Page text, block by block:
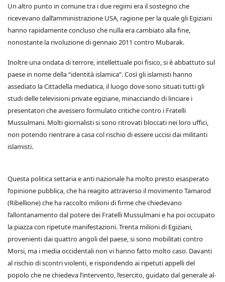
Un altro punto in comune tra i due regimi era il sostegno che
ricevevano dall’amministrazione USA, ragione per la quale gli Egiziani
hanno rapidamente concluso che nulla era cambiato alla fine,
nonostante la rivoluzione di gennaio 2011 contro Mubarak.
Inoltre una ondata di terrore, intellettuale poi fisico, si è abbattuto sul
paese in nome della “identità islamica”. Così gli islamisti hanno
assediato la Cittadella mediatica, il luogo dove sono situati tutti gli
studi delle televisioni private egiziane, minacciando di linciare i
presentatori che avessero formulato critiche contro i Fratelli
Mussulmani. Molti giornalisti si sono ritrovati bloccati nei loro uffici,
non potendo rientrare a casa col rischio di essere uccisi dai militanti
islamisti.
Questa politica settaria e anti nazionale ha molto presto esasperato
l’opinione pubblica, che ha reagito attraverso il movimento Tamarod
(Ribellione) che ha raccolto milioni di firme che chiedevano
l’allontanamento dal potere dei Fratelli Mussulmani e ha poi occupato
la piazza con ripetute manifestazioni. Trenta milioni di Egiziani,
provenienti dai quattro angoli del paese, si sono mobilitati contro
Morsi, ma i media occidentali non vi hanno fatto molto caso. Davanti
al rischio di scontri violenti, e rispondendo ai ripetuti appelli del
popolo che ne chiedeva l’intervento, l’esercito, guidato dal generale al-